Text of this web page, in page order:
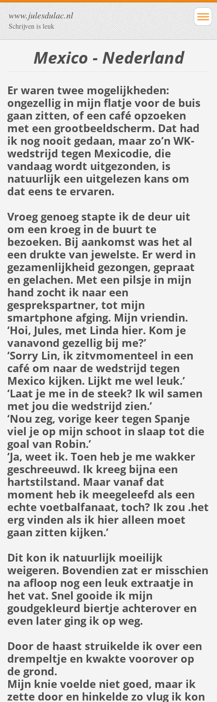
www.julesdulac.nl
Schrijven is leuk
Mexico - Nederland
Er waren twee mogelijkheden:
ongezellig in mijn flatje voor de buis
gaan zitten, of een café opzoeken
met een grootbeeldscherm. Dat had
ik nog nooit gedaan, maar zo’n WK-
wedstrijd tegen Mexicodie, die
vandaag wordt uitgezonden, is
natuurlijk een uitgelezen kans om
dat eens te ervaren.
Vroeg genoeg stapte ik de deur uit
om een kroeg in de buurt te
bezoeken. Bij aankomst was het al
een drukte van jewelste. Er werd in
gezamenlijkheid gezongen, gepraat
en gelachen. Met een pilsje in mijn
hand zocht ik naar een
gesprekspartner, tot mijn
smartphone afging. Mijn vriendin.
‘Hoi, Jules, met Linda hier. Kom je
vanavond gezellig bij me?’
‘Sorry Lin, ik zitvmomenteel in een
café om naar de wedstrijd tegen
Mexico kijken. Lijkt me wel leuk.’
‘Laat je me in de steek? Ik wil samen
met jou die wedstrijd zien.’
‘Nou zeg, vorige keer tegen Spanje
viel je op mijn schoot in slaap tot die
goal van Robin.’
‘Ja, weet ik. Toen heb je me wakker
geschreeuwd. Ik kreeg bijna een
hartstilstand. Maar vanaf dat
moment heb ik meegeleefd als een
echte voetbalfanaat, toch? Ik zou .het
erg vinden als ik hier alleen moet
gaan zitten kijken.’
Dit kon ik natuurlijk moeilijk
weigeren. Bovendien zat er misschien
na afloop nog een leuk extraatje in
het vat. Snel gooide ik mijn
goudgekleurd biertje achterover en
even later ging ik op weg.
Door de haast struikelde ik over een
drempeltje en kwakte voorover op
de grond.
Mijn knie voelde niet goed, maar ik
zette door en hinkelde zo vlug ik kon